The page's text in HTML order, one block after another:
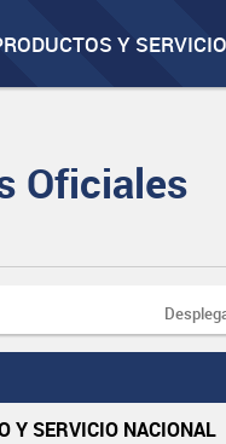
Y
Oficiales
Y SERVICIO NACIONAL